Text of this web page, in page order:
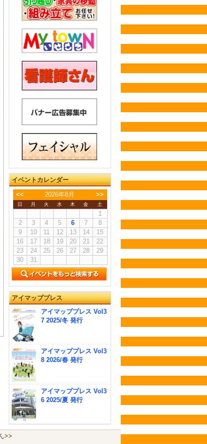
イベントカレンダー
<<
2026年8月 >>
日 月 火 水 木 金 土
1
2
3 4 5 6 7
8
9
10 11 12 13 14
15
16
17 18 19 20 21
22
23
24 25 26 27 28
29
30
31
アイマッププレス
アイマッププレス Vol3
7 2025/冬 発行
アイマッププレス Vol3
8 2026/春 発行
アイマッププレス Vol3
6 2025/夏 発行
>>